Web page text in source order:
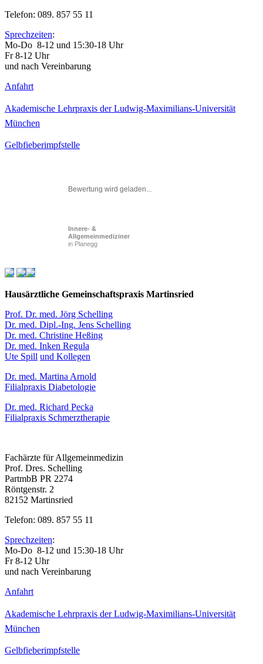
Telefon: 089. 857 55 11
Sprechzeiten:
Mo-Do 8-12 und 15:30-18 Uhr
Fr 8-12 Uhr
und nach Vereinbarung
Anfahrt
Akademische Lehrpraxis der Ludwig-Maximilians-Universität
München
Gelbfieberimpfstelle
Bewertung wird geladen...
Innere- &
Allgemeinmediziner
in Planegg
Hausärztliche Gemeinschaftspraxis Martinsried
Prof. Dr. med. Jörg Schelling
Dr. med. Dipl.-Ing. Jens Schelling
Dr. med. Christine Heßing
Dr. med. Inken Regula
Ute Spill und Kollegen
Dr. med. Martina Arnold
Filialpraxis Diabetologie
Dr. med. Richard Pecka
Filialpraxis Schmerztherapie
Fachärzte für Allgemeinmedizin
Prof. Dres. Schelling
PartmbB PR 2274
Röntgenstr. 2
82152 Martinsried
Telefon: 089. 857 55 11
Sprechzeiten:
Mo-Do 8-12 und 15:30-18 Uhr
Fr 8-12 Uhr
und nach Vereinbarung
Anfahrt
Akademische Lehrpraxis der Ludwig-Maximilians-Universität
München
Gelbfieberimpfstelle